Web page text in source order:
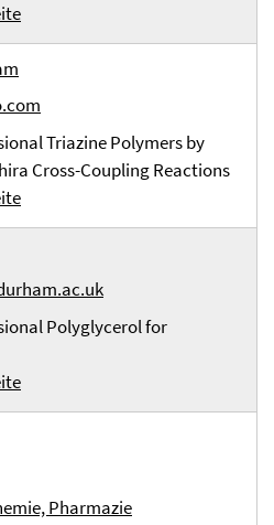
Triazine Polymers by
Cross-Coupling Reactions
Polyglycerol for
Pharmazie